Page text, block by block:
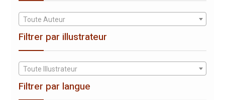
Toute Auteur
Filtrer par illustrateur
Toute Illustrateur
Filtrer par langue